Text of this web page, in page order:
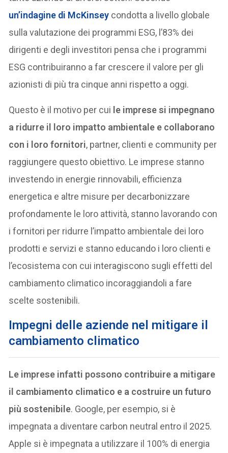
un’indagine di McKinsey condotta a livello globale
sulla valutazione dei programmi ESG, l’83% dei
dirigenti e degli investitori pensa che i programmi
ESG contribuiranno a far crescere il valore per gli
azionisti di più tra cinque anni rispetto a oggi.
Questo è il motivo per cui le imprese si impegnano
a ridurre il loro impatto ambientale e collaborano
con i loro fornitori, partner, clienti e community per
raggiungere questo obiettivo. Le imprese stanno
investendo in energie rinnovabili, efficienza
energetica e altre misure per decarbonizzare
profondamente le loro attività, stanno lavorando con
i fornitori per ridurre l’impatto ambientale dei loro
prodotti e servizi e stanno educando i loro clienti e
l’ecosistema con cui interagiscono sugli effetti del
cambiamento climatico incoraggiandoli a fare
scelte sostenibili.
Impegni delle aziende nel mitigare il
cambiamento climatico
Le imprese infatti possono contribuire a mitigare
il cambiamento climatico e a costruire un futuro
più sostenibile. Google, per esempio, si è
impegnata a diventare carbon neutral entro il 2025.
Apple si è impegnata a utilizzare il 100% di energia